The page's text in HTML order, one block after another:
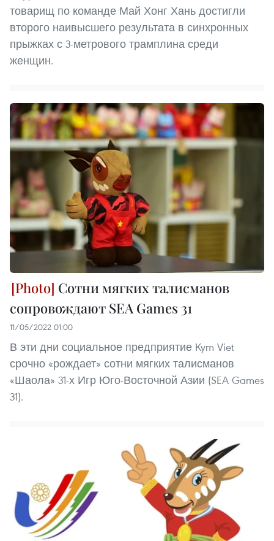
товарищ по команде Май Хонг Хань достигли
второго наивысшего результата в синхронных
прыжках с 3-метрового трамплина среди
женщин.
Сотни мягких талисманов
сопровождают SEA Games 31
11/05/2022 01:00
В эти дни социальное предприятие Kym Viet
срочно «рождает» сотни мягких талисманов
«Шаола» 31-х Игр Юго-Восточной Азии (SEA Games
31).